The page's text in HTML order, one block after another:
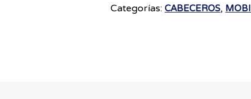
Categorías:CABECEROS,